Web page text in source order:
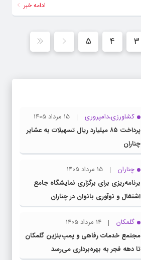
ادامه خبر
3
4
5
کشاورزی،دامپروری
15 مرداد 1405
پرداخت ۸۵ میلیارد ریال تسهیلات به عشایر
چناران
چناران
15 مرداد 1405
برنامه‌ریزی برای برگزاری نمایشگاه جامع
اشتغال و نوآوری بانوان در چناران
گلمکان
14 مرداد 1405
مجتمع خدمات رفاهی و پمپ‌بنزین گلمکان
تا دهه فجر به بهره‌برداری می‌رسد